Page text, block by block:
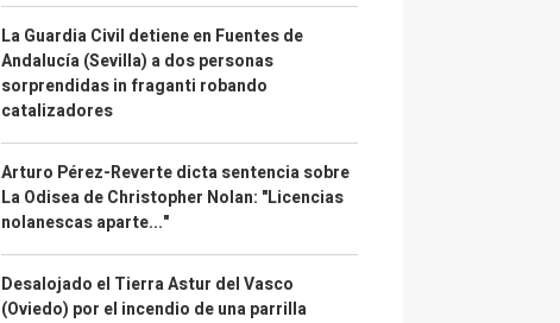
La Guardia Civil detiene en Fuentes de
Andalucía (Sevilla) a dos personas
sorprendidas in fraganti robando
catalizadores
Arturo Pérez-Reverte dicta sentencia sobre
La Odisea de Christopher Nolan: "Licencias
nolanescas aparte..."
Desalojado el Tierra Astur del Vasco
(Oviedo) por el incendio de una parrilla